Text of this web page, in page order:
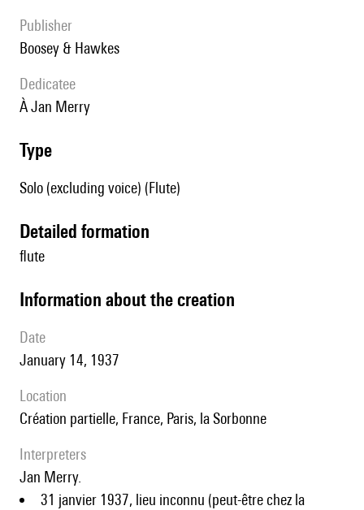
publisher
Boosey & Hawkes
Dedicatee
à Jan Merry
type
Solo (excluding voice) (Flute)
detailed formation
flute
information about the creation
date
January 14, 1937
location
création partielle, France, Paris, la Sorbonne
interpreters
Jan Merry.
31 janvier 1937, lieu inconnu (peut-être chez la